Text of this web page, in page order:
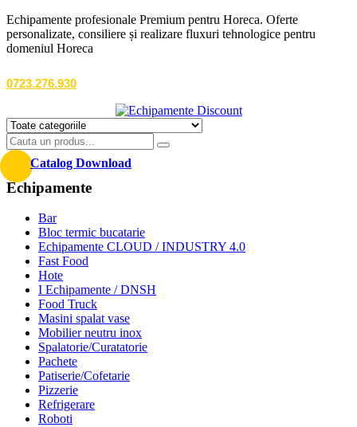
Echipamente profesionale Premium pentru Horeca. Oferte
personalizate, consiliere și realizare fluxuri tehnologice pentru
domeniul Horeca
0723.276.930
Catalog Download
Echipamente
Bar
Bloc termic bucatarie
Echipamente CLOUD / INDUSTRY 4.0
Fast Food
Hote
I Echipamente / DNSH
Food Truck
Masini spalat vase
Mobilier neutru inox
Spalatorie/Curatatorie
Pachete
Patiserie/Cofetarie
Pizzerie
Refrigerare
Roboti